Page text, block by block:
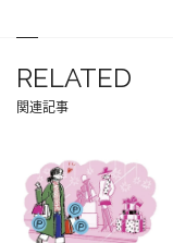
RELATED
関連記事